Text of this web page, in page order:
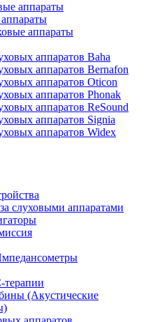
аппараты
аппараты
аппаратов Baha
аппаратов Bernafon
аппаратов Oticon
аппаратов Phonak
аппаратов ReSound
аппаратов Signia
аппаратов Widex
слуховыми аппаратами
(Акустические